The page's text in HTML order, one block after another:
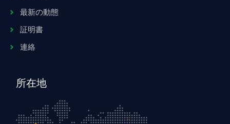
最新の動態
証明書
連絡
所在地